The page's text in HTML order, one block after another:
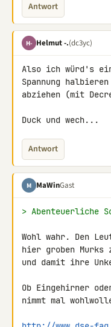
Antwort
H- Helmut -.(dc3yc)
Also ich würd's
Spannung
abziehen (mit
Duck und wech...
Antwort
M MaWinGast
> Abenteuerliche
Wohl wahr. Den
hier groben Murks
und damit ihre
Ob Eingehirner
nimmt mal